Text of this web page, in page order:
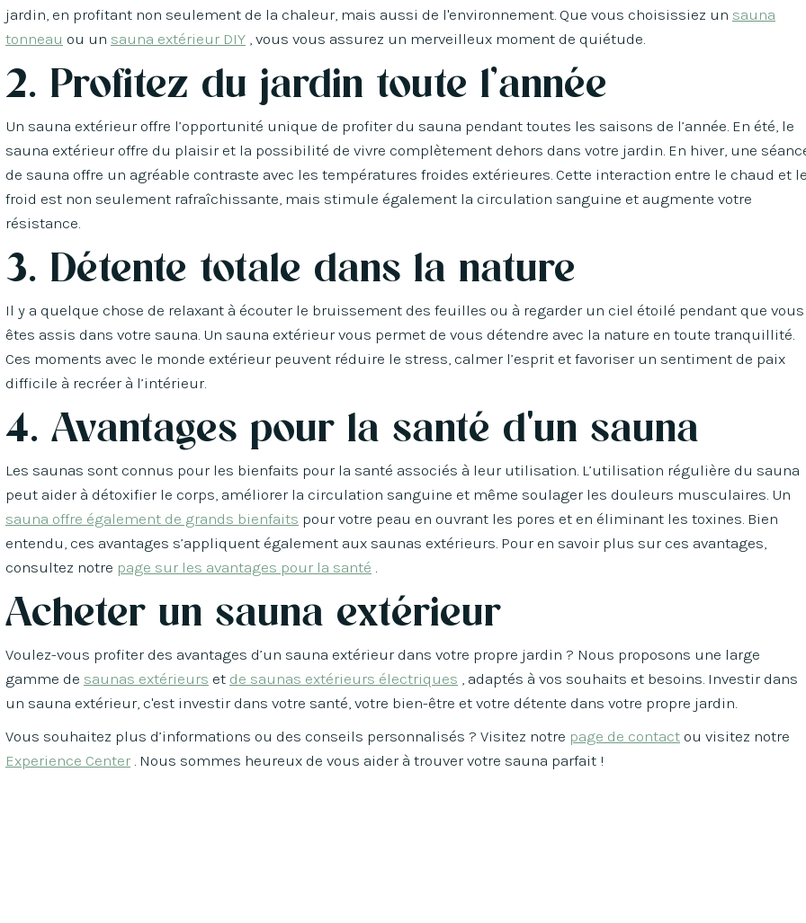
jardin, en profitant non seulement de la chaleur, mais aussi de l'environnement. Que vous choisissiez un sauna
tonneau ou un sauna extérieur DIY , vous vous assurez un merveilleux moment de quiétude.
2. Profitez du jardin toute l’année
Un sauna extérieur offre l’opportunité unique de profiter du sauna pendant toutes les saisons de l’année. En été, le
sauna extérieur offre du plaisir et la possibilité de vivre complètement dehors dans votre jardin. En hiver, une
de sauna offre un agréable contraste avec les températures froides extérieures. Cette interaction entre le chaud et
froid est non seulement rafraîchissante, mais stimule également la circulation sanguine et augmente votre
résistance.
3. Détente totale dans la nature
Il y a quelque chose de relaxant à écouter le bruissement des feuilles ou à regarder un ciel étoilé pendant que vous
êtes assis dans votre sauna. Un sauna extérieur vous permet de vous détendre avec la nature en toute tranquillité.
Ces moments avec le monde extérieur peuvent réduire le stress, calmer l’esprit et favoriser un sentiment de paix
difficile à recréer à l’intérieur.
4. Avantages pour la santé d'un sauna
Les saunas sont connus pour les bienfaits pour la santé associés à leur utilisation. L’utilisation régulière du sauna
peut aider à détoxifier le corps, améliorer la circulation sanguine et même soulager les douleurs musculaires. Un
sauna offre également de grands bienfaits pour votre peau en ouvrant les pores et en éliminant les toxines. Bien
entendu, ces avantages s’appliquent également aux saunas extérieurs. Pour en savoir plus sur ces avantages,
consultez notre page sur les avantages pour la santé .
Acheter un sauna extérieur
Voulez-vous profiter des avantages d’un sauna extérieur dans votre propre jardin ? Nous proposons une large
gamme de saunas extérieurs et de saunas extérieurs électriques , adaptés à vos souhaits et besoins. Investir dans
un sauna extérieur, c'est investir dans votre santé, votre bien-être et votre détente dans votre propre jardin.
Vous souhaitez plus d’informations ou des conseils personnalisés ? Visitez notre page de contact ou visitez notre
Experience Center . Nous sommes heureux de vous aider à trouver votre sauna parfait !